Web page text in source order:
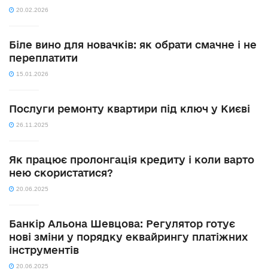
20.02.2026
Біле вино для новачків: як обрати смачне і не
переплатити
15.01.2026
Послуги ремонту квартири під ключ у Києві
26.11.2025
Як працює пролонгація кредиту і коли варто
нею скористатися?
20.06.2025
Банкір Альона Шевцова: Регулятор готує
нові зміни у порядку еквайрингу платіжних
інструментів
20.06.2025